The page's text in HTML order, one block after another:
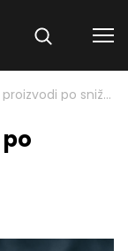
Tvoji omiljeni proizvodi po sniženim cenama!